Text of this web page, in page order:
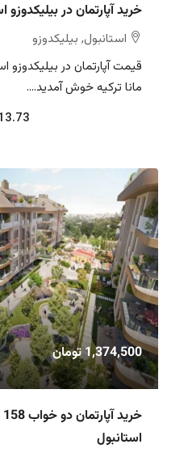
خرید آپارتمان در بیلیکدوزو
استانبول, بیلیکدوزو
قیمت آپارتمان در
مانا ترکیه خوش آمدید....
1,374,500 تومان
استانبول